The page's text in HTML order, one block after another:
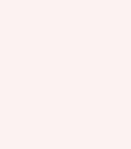
starten, indem Du
oder das Haus läufst,
werden kann, welche
Gegenstände Du
wie viel Zeit in
es sinnvoll, sich bereits
welchem System man
und alle Kisten,
Tape markiert.